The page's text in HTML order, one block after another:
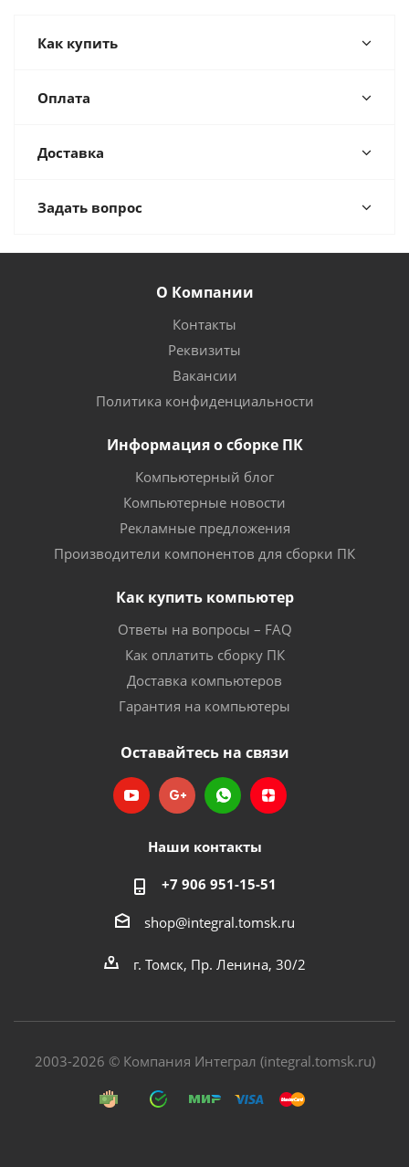
Как купить
Оплата
Доставка
Задать вопрос
О Компании
Контакты
Реквизиты
Вакансии
Политика конфиденциальности
Информация о сборке ПК
Компьютерный блог
Компьютерные новости
Рекламные предложения
Производители компонентов для сборки ПК
Как купить компьютер
Ответы на вопросы – FAQ
Как оплатить сборку ПК
Доставка компьютеров
Гарантия на компьютеры
Оставайтесь на связи
Наши контакты
+7 906 951-15-51
shop@integral.tomsk.ru
г. Томск, Пр. Ленина, 30/2
2003-2026 © Компания Интеграл (integral.tomsk.ru)